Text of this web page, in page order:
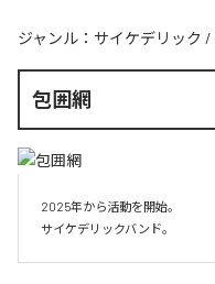
ジャンル： サイケデリック /
包囲網
2025年から活動を開始。
サイケデリックバンド。